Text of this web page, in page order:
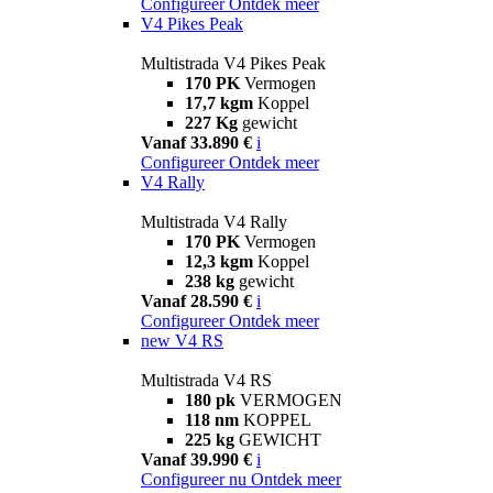
V4 Pikes Peak
Multistrada V4 Pikes Peak
170 PK Vermogen
17,7 kgm Koppel
227 Kg gewicht
Vanaf 33.890 € i
Configureer Ontdek meer
V4 Rally
Multistrada V4 Rally
170 PK Vermogen
12,3 kgm Koppel
238 kg gewicht
Vanaf 28.590 € i
Configureer Ontdek meer
new V4 RS
Multistrada V4 RS
180 pk VERMOGEN
118 nm KOPPEL
225 kg GEWICHT
Vanaf 39.990 € i
Configureer nu Ontdek meer